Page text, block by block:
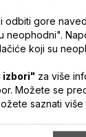
kuhinjski pribor
udobnost
Uporedi
odbiti gore
neophodni".
koji su
izbori" za više
Možete se
saznati